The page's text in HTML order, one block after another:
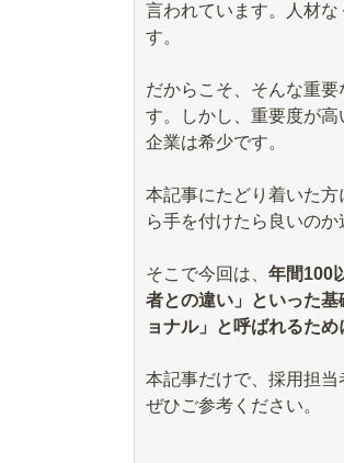
言われています。人材
す。
だからこそ、そんな重
す。しかし、重要度が
企業は希少です。
本記事にたどり着いた
ら手を付けたら良いの
そこで今回は、 年間100
者との違い」といった
ョナル」と呼ばれるた
本記事だけで、採用担当
ぜひご参考ください。